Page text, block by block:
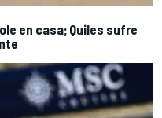
en casa; Quiles sufre